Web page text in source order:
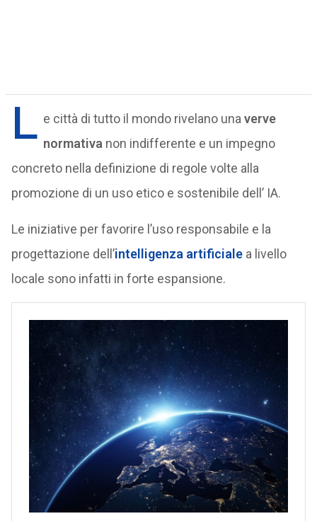
L e città di tutto il mondo rivelano una verve
normativa non indifferente e un impegno
concreto nella definizione di regole volte alla
promozione di un uso etico e sostenibile dell’ IA.
Le iniziative per favorire l’uso responsabile e la
progettazione dell’intelligenza artificialea livello
locale sono infatti in forte espansione.